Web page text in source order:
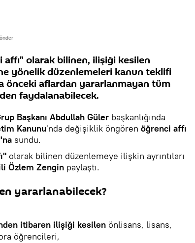
olarak bilinen, ilişiği kesilen
yönelik düzenlemeleri kanun teklifi
önceki aflardan yararlanmayan tüm
faydalanabilecek.
Başkanı Abdullah Güler başkanlığında
Kanunu'nda değişiklik öngören öğrenci affı
sundu.
olarak bilinen düzenlemeye ilişkin ayrıntıları
Özlem Zengin paylaştı.
yararlanabilecek?
itibaren ilişiği kesilen önlisans, lisans,
öğrencileri,